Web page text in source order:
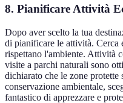
8. Pianificare Attività
Dopo aver scelto la tua
di pianificare le attività. Cerca
rispettano l'ambiente. Attività
visite a parchi naturali sono
dichiarato che le zone protette
conservazione ambientale,
fantastico di apprezzare e